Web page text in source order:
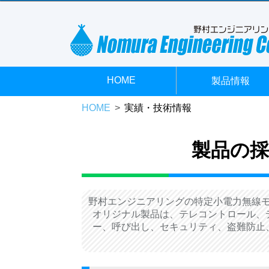
HOME 製品情報
HOME 実績・技術情報
製品の
野村エンジニアリングの特定小電力無線
オリジナル製品は、テレコントロール
ー、呼び出し、セキュリティ、盗難防